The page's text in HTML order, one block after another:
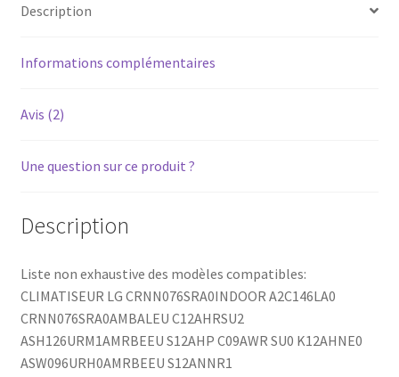
Description
Informations complémentaires
Avis (2)
Une question sur ce produit ?
Description
Liste non exhaustive des modèles compatibles:
CLIMATISEUR LG CRNN076SRA0INDOOR A2C146LA0
CRNN076SRA0AMBALEU C12AHRSU2
ASH126URM1AMRBEEU S12AHP C09AWR SU0 K12AHNE0
ASW096URH0AMRBEEU S12ANNR1